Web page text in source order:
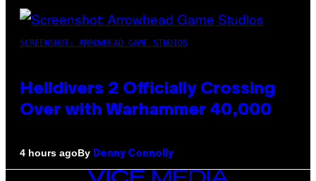
SCREENSHOT: ARROWHEAD GAME STUDIOS
Helldivers 2 Officially Crossing
Over with Warhammer 40,000
4 hours agoBy Denny Connolly
VICE